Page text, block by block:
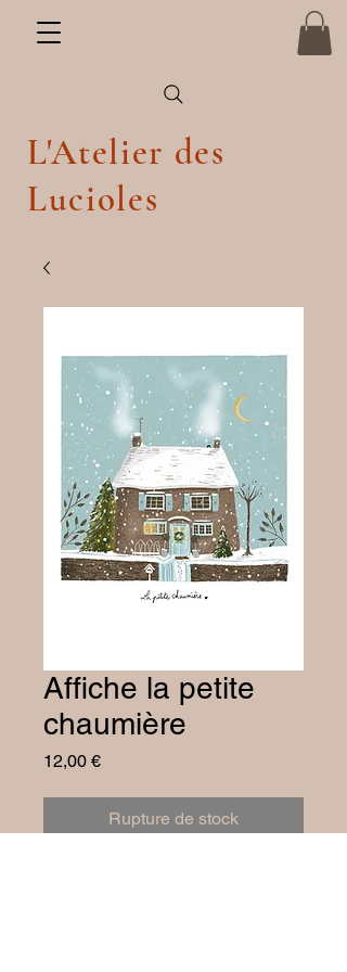
L'Atelier des
Lucioles
Affiche la petite
chaumière
12,00 €Prix
Rupture de stock